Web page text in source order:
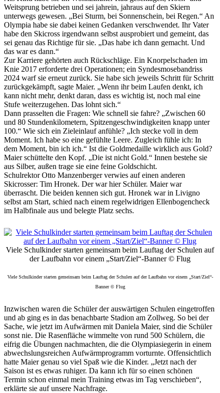
Weitsprung betrieben und sei jahrein, jahraus auf den Skiern
unterwegs gewesen. „Bei Sturm, bei Sonnenschein, bei Regen.“ An
Olympia habe sie dabei keinen Gedanken verschwendet. Ihr Vater
habe den Skicross irgendwann selbst ausprobiert und gemeint, das
sei genau das Richtige für sie. „Das habe ich dann gemacht. Und
das war es dann.“
Zur Karriere gehörten auch Rückschläge. Ein Knorpelschaden im
Knie 2017 erforderte drei Operationen; ein Syndesmosebandriss
2024 warf sie erneut zurück. Sie habe sich jeweils Schritt für Schritt
zurückgekämpft, sagte Maier. „Wenn ihr beim Laufen denkt, ich
kann nicht mehr, denkt daran, dass es wichtig ist, noch mal eine
Stufe weiterzugehen. Das lohnt sich.“
Dann prasselten die Fragen: Wie schnell sie fahre? „Zwischen 60
und 80 Stundenkilometern, Spitzengeschwindigkeiten knapp unter
100.“ Wie sich ein Zieleinlauf anfühle? „Ich stecke voll in dem
Moment. Ich habe so eine gefühlte Leere. Zugleich fühle ich: In
dem Moment, bin ich ich.“ Ist die Goldmedaille wirklich aus Gold?
Maier schüttelte den Kopf. „Die ist nicht Gold.“ Innen bestehe sie
aus Silber, außen trage sie eine feine Goldschicht.
Schulrektor Otto Manzenberger verwies auf einen anderen
Skicrosser: Tim Hronek. Der war hier Schüler. Maier war
überrascht. Die beiden kennen sich gut. Hronek war in Livigno
selbst am Start, schied nach einem regelwidrigen Ellenbogencheck
im Halbfinale aus und belegte Platz sechs.
Viele Schulkinder starten gemeinsam beim Lauftag der Schulen auf
der Laufbahn vor einem „Start/Ziel“-Banner © Flug
Viele Schulkinder starten gemeinsam beim Lauftag der Schulen auf der Laufbahn vor einem „Start/Ziel“-
Banner © Flug
Inzwischen waren die Schüler der auswärtigen Schulen eingetroffen
und ab ging es in das benachbarte Stadion am Zollweg. So bei der
Sache, wie jetzt im Aufwärmen mit Daniela Maier, sind die Schüler
sonst nie. Die Rasenfläche wimmelte von rund 500 Schülern, die
eifrig die Übungen nachmachten, die die Olympiasiegerin in einem
abwechslungsreichen Aufwärmprogramm vorturnte. Offensichtlich
hatte Maier genau so viel Spaß wie die Kinder. „Jetzt nach der
Saison ist es etwas ruhiger. Da kann ich für so einen schönen
Termin schon einmal mein Training etwas im Tag verschieben“,
erklärte sie auf unsere Nachfrage.